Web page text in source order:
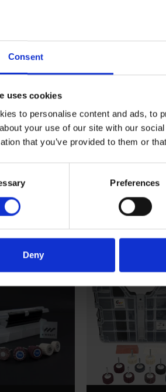
Consent
uses cookies
to personalise content and ads, to
your use of our site with our
that you’ve provided to them or
Preferences
Deny
30×30
30×30
30×30